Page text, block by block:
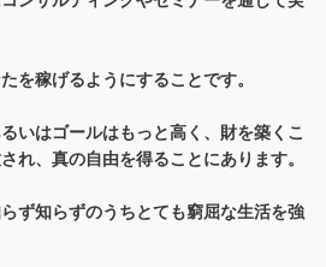
を稼げるようにすることです。
いはゴールはもっと高く、財を築くこ
れ、真の自由を得ることにあります。
ず知らずのうちとても窮屈な生活を強